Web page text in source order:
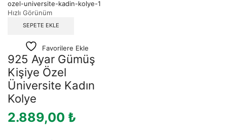
Hızlı Görünüm
SEPETE EKLE
Favorilere Ekle
925 Ayar Gümüş
Kişiye Özel
Üniversite Kadın
Kolye
2.889,00 ₺